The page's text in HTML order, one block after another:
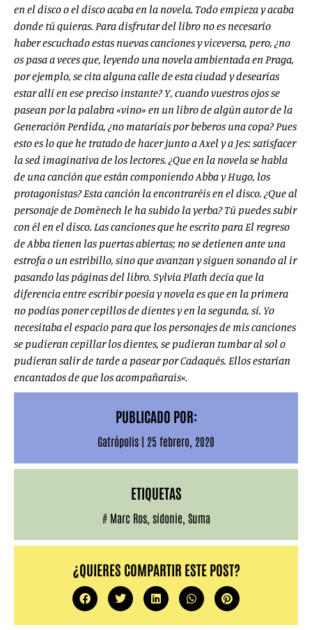
en el disco o el disco acaba en la novela. Todo empieza y acaba
donde tú quieras. Para disfrutar del libro no es necesario
haber escuchado estas nuevas canciones y viceversa, pero, ¿no
os pasa a veces que, leyendo una novela ambientada en Praga,
por ejemplo, se cita alguna calle de esta ciudad y desearías
estar allí en ese preciso instante? Y, cuando vuestros ojos se
pasean por la palabra «vino» en un libro de algún autor de la
Generación Perdida, ¿no mataríais por beberos una copa? Pues
esto es lo que he tratado de hacer junto a Axel y a Jes: satisfacer
la sed imaginativa de los lectores. ¿Que en la novela se habla
de una canción que están componiendo Abba y Hugo, los
protagonistas? Esta canción la encontraréis en el disco. ¿Que al
personaje de Domènech le ha subido la yerba? Tú puedes subir
con él en el disco. Las canciones que he escrito para El regreso
de Abba tienen las puertas abiertas; no se detienen ante una
estrofa o un estribillo, sino que avanzan y siguen sonando al ir
pasando las páginas del libro. Sylvia Plath decía que la
diferencia entre escribir poesía y novela es que en la primera
no podías poner cepillos de dientes y en la segunda, sí. Yo
necesitaba el espacio para que los personajes de mis canciones
se pudieran cepillar los dientes, se pudieran tumbar al sol o
pudieran salir de tarde a pasear por Cadaqués. Ellos estarían
encantados de que los acompañarais«.
PUBLICADO POR:
Gatrópolis | 25 febrero, 2020
ETIQUETAS
# Marc Ros, sidonie Suma
¿QUIERES COMPARTIR ESTE POST?